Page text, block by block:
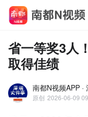
省一等奖3人
取得佳绩
南都N视频APP ·
原创 2026-06-09